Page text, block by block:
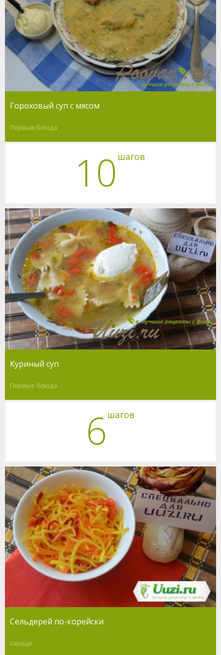
Гороховый суп с мясом
Первые блюда
10 шагов
Куриный суп
Первые блюда
6 шагов
Сельдерей по-корейски
Овощи